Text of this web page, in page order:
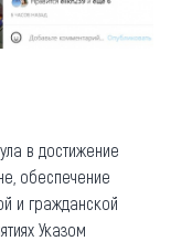
в достижение
обеспечение
и гражданской
Указом